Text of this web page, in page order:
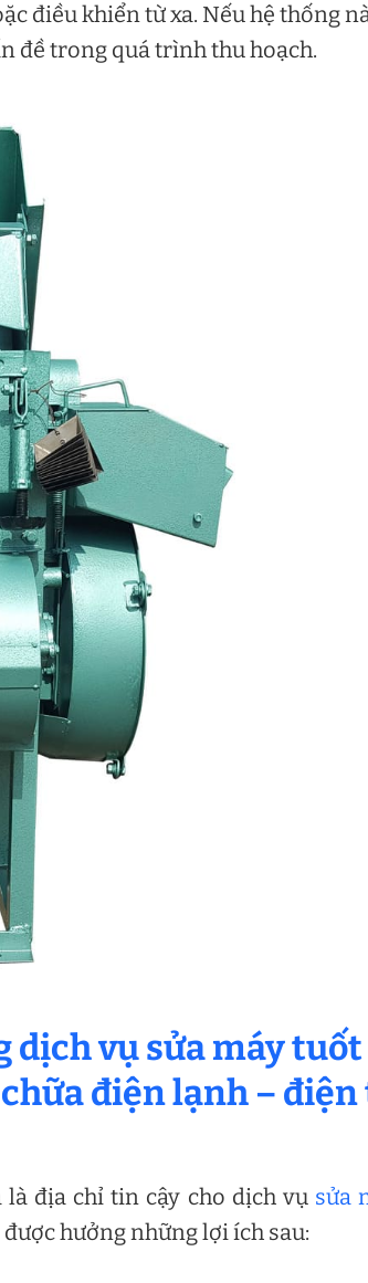
điều khiển từ xa. Nếu hệ thống
đề trong quá trình thu hoạch.
dịch vụ sửa máy tuốt
điện lạnh –
địa chỉ tin cậy cho dịch vụ sửa
hưởng những lợi ích sau: